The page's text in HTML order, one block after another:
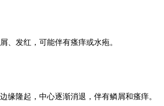
、发红，可能伴有瘙痒或水疱。
缘隆起，中心逐渐消退，伴有鳞屑和瘙痒。